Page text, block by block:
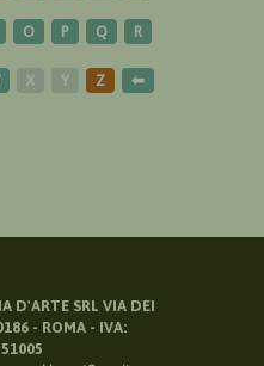
O P Q R
X Y Z ⬅
D'ARTE SRL VIA DEI
- ROMA - IVA: